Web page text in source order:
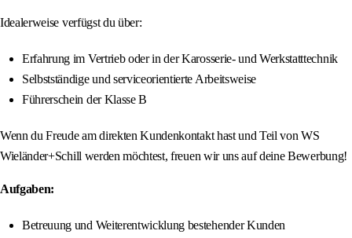
Idealerweise verfügst du über:
Erfahrung im Vertrieb oder in der Karosserie- und Werkstatttechnik
Selbstständige und serviceorientierte Arbeitsweise
Führerschein der Klasse B
Wenn du Freude am direkten Kundenkontakt hast und Teil von WS
Wieländer+Schill werden möchtest, freuen wir uns auf deine Bewerbung!
Aufgaben:
Betreuung und Weiterentwicklung bestehender Kunden